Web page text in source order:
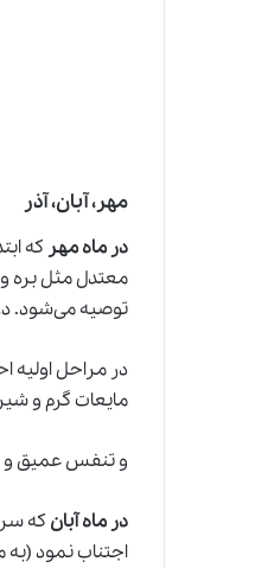
مهر، آبان، آذر
در ماه مهر که
معتدل مثل بره
توصیه می‌شود.
در مراحل
مایعات گرم و
و تنفس عمیق و
در ماه آبان که
اجتناب نمود